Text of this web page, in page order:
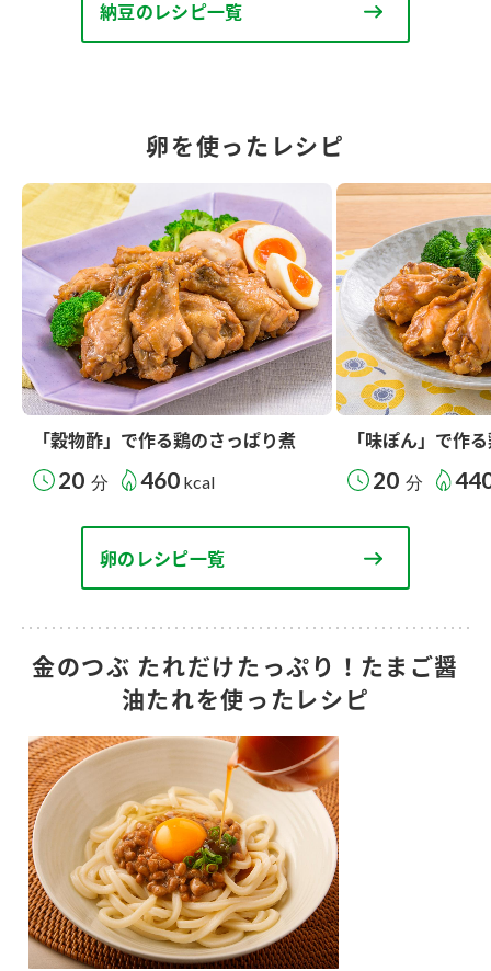
納豆のレシピ一覧
卵を使ったレシピ
「穀物酢」で作る鶏のさっぱり煮
20 分 460 kcal
「味ぽん」で作
20 分
卵のレシピ一覧
金のつぶ たれだけたっぷり！たまご醤
油たれを使ったレシピ